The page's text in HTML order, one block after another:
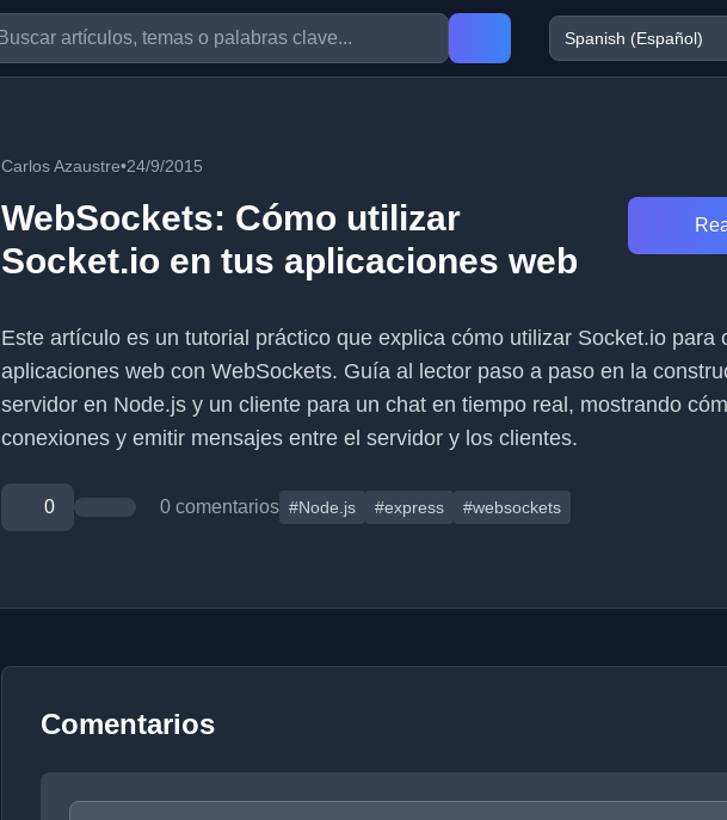
Carlos Azaustre•24/9/2015
WebSockets: Cómo utilizar
Socket.io en tus aplicaciones web
Este artículo es un tutorial práctico que explica cómo utilizar Socket.io para
aplicaciones web con WebSockets. Guía al lector paso a paso en la
servidor en Node.js y un cliente para un chat en tiempo real, mostrando
conexiones y emitir mensajes entre el servidor y los clientes.
0 0 comentarios #Node.js #express #websockets
Comentarios